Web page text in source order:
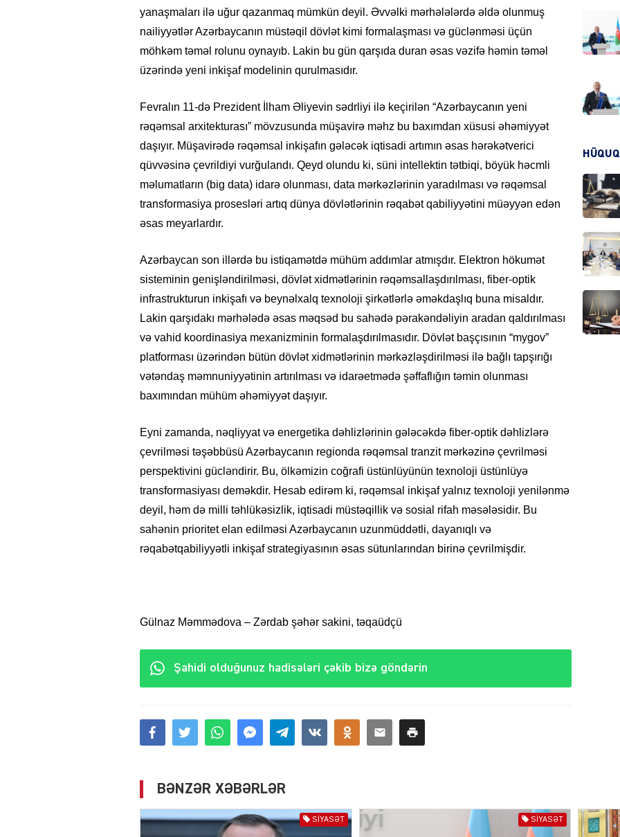
yanaşmaları ilə uğur qazanmaq mümkün deyil. Əvvəlki mərhələlərdə əldə olunmuş
nailiyyətlər Azərbaycanın müstəqil dövlət kimi formalaşması və güclənməsi üçün
möhkəm təməl rolunu oynayıb. Lakin bu gün qarşıda duran əsas vəzifə həmin təməl
üzərində yeni inkişaf modelinin qurulmasıdır.
Fevralın 11-də Prezident İlham Əliyevin sədrliyi ilə keçirilən “Azərbaycanın yeni
rəqəmsal arxitekturası” mövzusunda müşavirə məhz bu baxımdan xüsusi əhəmiyyət
daşıyır. Müşavirədə rəqəmsal inkişafın gələcək iqtisadi artımın əsas hərəkətverici
qüvvəsinə çevrildiyi vurğulandı. Qeyd olundu ki, süni intellektin tətbiqi, böyük həcmli
məlumatların (big data) idarə olunması, data mərkəzlərinin yaradılması və rəqəmsal
transformasiya prosesləri artıq dünya dövlətlərinin rəqabət qabiliyyətini müəyyən edən
əsas meyarlardır.
Azərbaycan son illərdə bu istiqamətdə mühüm addımlar atmışdır. Elektron hökumət
sisteminin genişləndirilməsi, dövlət xidmətlərinin rəqəmsallaşdırılması, fiber-optik
infrastrukturun inkişafı və beynəlxalq texnoloji şirkətlərlə əməkdaşlıq buna misaldır.
Lakin qarşıdakı mərhələdə əsas məqsəd bu sahədə pərakəndəliyin aradan qaldırılması
və vahid koordinasiya mexanizminin formalaşdırılmasıdır. Dövlət başçısının “mygov”
platforması üzərindən bütün dövlət xidmətlərinin mərkəzləşdirilməsi ilə bağlı tapşırığı
vətəndaş məmnuniyyətinin artırılması və idarəetmədə şəffaflığın təmin olunması
baxımından mühüm əhəmiyyət daşıyır.
Eyni zamanda, nəqliyyat və energetika dəhlizlərinin gələcəkdə fiber-optik dəhlizlərə
çevrilməsi təşəbbüsü Azərbaycanın regionda rəqəmsal tranzit mərkəzinə çevrilməsi
perspektivini gücləndirir. Bu, ölkəmizin coğrafi üstünlüyünün texnoloji üstünlüyə
transformasiyası deməkdir. Hesab edirəm ki, rəqəmsal inkişaf yalnız texnoloji yenilənmə
deyil, həm də milli təhlükəsizlik, iqtisadi müstəqillik və sosial rifah məsələsidir. Bu
sahənin prioritet elan edilməsi Azərbaycanın uzunmüddətli, dayanıqlı və
rəqabətqabiliyyətli inkişaf strategiyasının əsas sütunlarından birinə çevrilmişdir.
Gülnaz Məmmədova – Zərdab şəhər sakini, təqaüdçü
Şahidi olduğunuz hadisələri çəkib bizə göndərin
DÜNYA
HÜQUQ
BƏNZƏR XƏBƏRLƏR
SIYASƏT SIYASƏT